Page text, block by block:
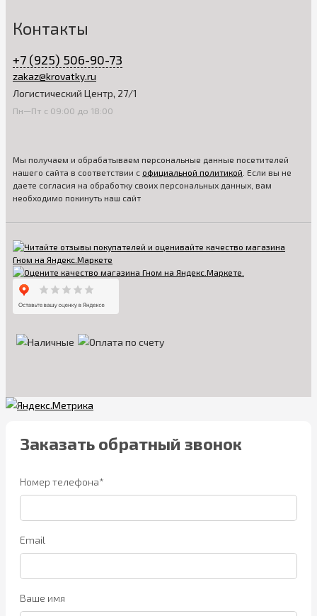
Контакты
+7 (925) 506-90-73
zakaz@krovatky.ru
Логистический Центр, 27/1
Пн—Пт с 09:00 до 18:00
Мы получаем и обрабатываем персональные данные посетителей
нашего сайта в соответствии с официальной политикой . Если вы не
даете согласия на обработку своих персональных данных, вам
необходимо покинуть наш сайт
Заказать обратный звонок
Номер телефона*
Email
Ваше имя